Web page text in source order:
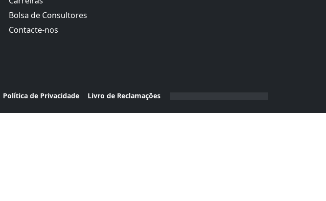
Bolsa de Consultores
Contacte-nos
Política de Privacidade Livro de Reclamações